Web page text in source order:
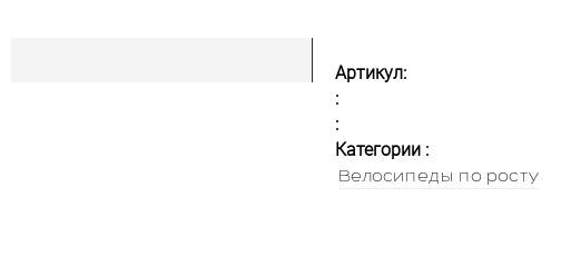
Артикул:
:
:
Категории :
Велосипеды по росту